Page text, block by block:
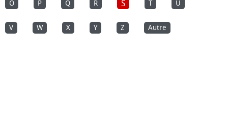
O P Q R S T U
V W X Y Z Autre